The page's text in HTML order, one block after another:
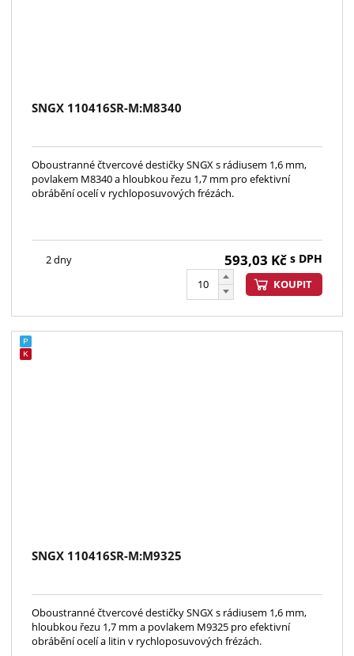
SNGX 110416SR-M:M8340
Oboustranné čtvercové destičky SNGX s rádiusem 1,6 mm,
povlakem M8340 a hloubkou řezu 1,7 mm pro efektivní
obrábění ocelí v rychloposuvových frézách.
2 dny 593,03 Kč s DPH
KOUPIT
SNGX 110416SR-M:M9325
Oboustranné čtvercové destičky SNGX s rádiusem 1,6 mm,
hloubkou řezu 1,7 mm a povlakem M9325 pro efektivní
obrábění ocelí a litin v rychloposuvových frézách.